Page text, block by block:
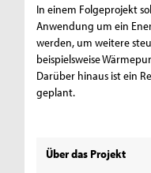
In einem Folgeprojekt
Anwendung um ein
werden, um weitere
beispielsweise
Darüber hinaus ist ein
geplant.
Über das Projekt